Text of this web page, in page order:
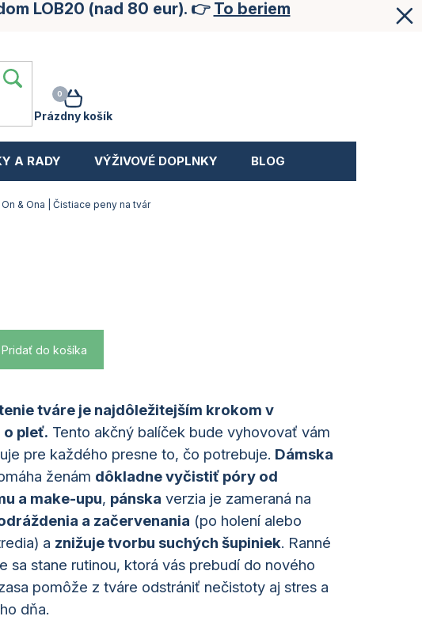
LOB20 (nad 80 eur). 👉 To beriem
NÁKUPNÝ
KOŠÍK
Prázdny košík
A RADY VÝŽIVOVÉ DOPLNKY BLOG
& Ona | Čistiace peny na tvár
Pridať do košíka
tváre je najdôležitejším krokom v
pleť. Tento akčný balíček bude vyhovovať vám
pre každého presne to, čo potrebuje. Dámska
ženám dôkladne vyčistiť póry od
a make-upu, pánska verzia je zameraná na
a začervenania (po holení alebo
a znižuje tvorbu suchých šupiniek. Ranné
sa stane rutinou, ktorá vás prebudí do nového
pomôže z tváre odstrániť nečistoty aj stres a
dňa.